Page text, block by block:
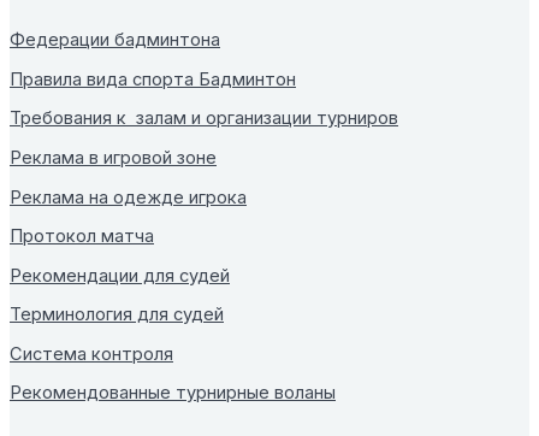
Федерации бадминтона
Правила вида спорта Бадминтон
Требования к залам и организации турниров
Реклама в игровой зоне
Реклама на одежде игрока
Протокол матча
Рекомендации для судей
Терминология для судей
Система контроля
Рекомендованные турнирные воланы